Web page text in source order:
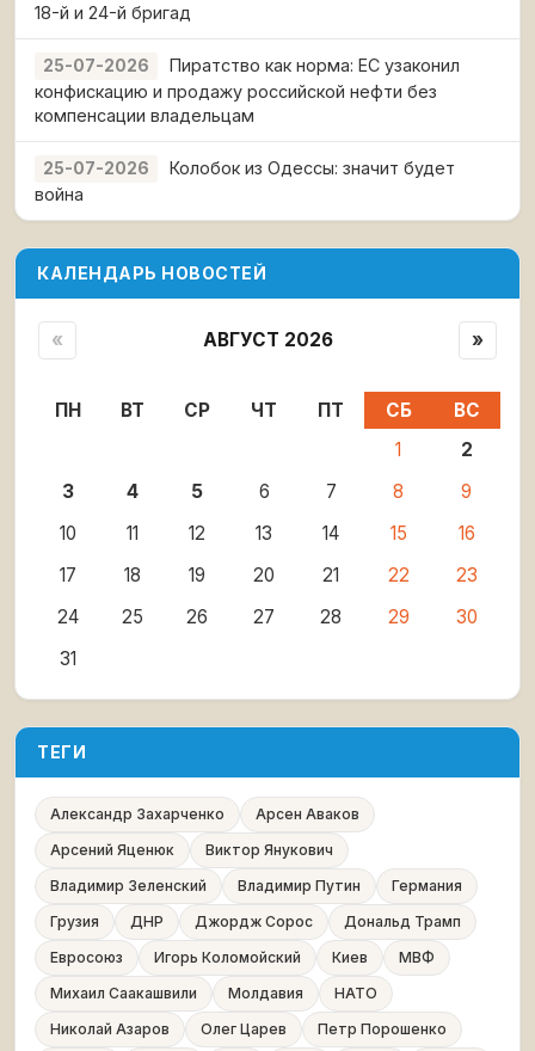
18-й и 24-й бригад
25-07-2026
Пиратство как норма: ЕС узаконил
конфискацию и продажу российской нефти без
компенсации владельцам
25-07-2026
Колобок из Одессы: значит будет
война
КАЛЕНДАРЬ НОВОСТЕЙ
« АВГУСТ 2026 »
ПН ВТ СР ЧТ ПТ СБ
ВС
1
2
3
4 5 6 7 8
9
10
11 12 13 14 15
16
17
18 19 20 21 22
23
24
25 26 27 28 29
30
31
ТЕГИ
Александр Захарченко
Арсен Аваков
Арсений Яценюк
Виктор Янукович
Владимир Зеленский
Владимир Путин
Германия
Грузия
ДНР Джордж Сорос
Дональд Трамп
Евросоюз
Игорь Коломойский Киев
МВФ
Михаил Саакашвили
Молдавия
НАТО
Николай Азаров
Олег Царев
Петр Порошенко